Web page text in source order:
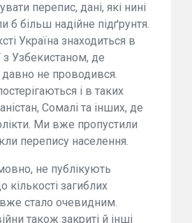
перепис, дані, які нині
б більш надійне підґрунтя.
Україна знаходиться в
з Узбекистаном, де
не проводився.
і в таких
Сомалі та інших, де
Ми вже пропустили
перепису населення.
не публікують
кількості загиблих
стало очевидним.
також закриті й інші